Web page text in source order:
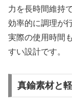
力を長時間維持
効率的に調理が
実際の使用時間
すい設計です。
真鍮素材と